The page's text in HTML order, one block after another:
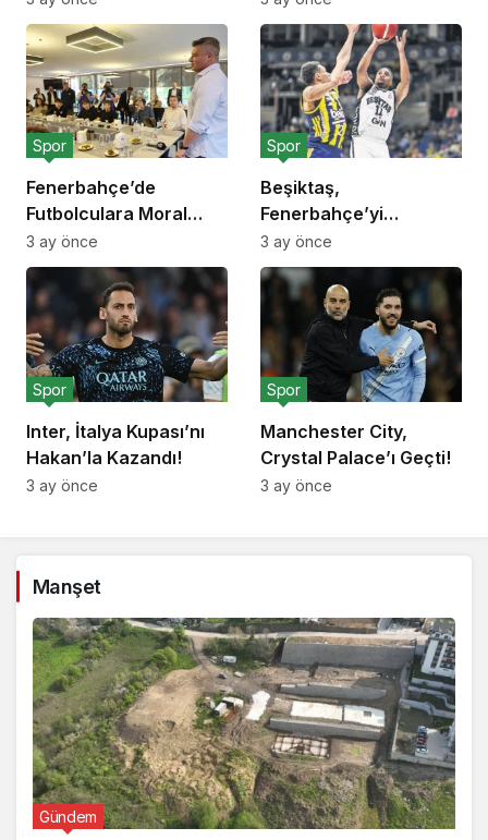
Fenerbahçe’de
Futbolculara Moral
Yemeği!
Spor
3 ay önce
Beşiktaş,
Fenerbahçe’yi
Deplasmanda Yendi!
Spor
3 ay önce
Inter, İtalya Kupası’nı
Hakan’la Kazandı!
Spor
3 ay önce
Manchester City,
Crystal Palace’ı Geçti!
Spor
3 ay önce
Manşet
Gündem